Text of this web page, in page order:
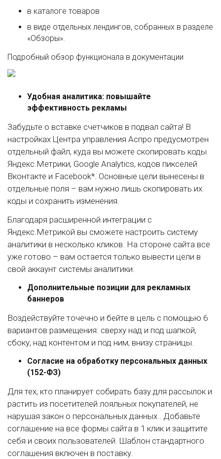
в каталоге товаров
в виде отдельных лендингов, собранных в разделе
«Обзоры».
Подробный обзор функционала в документации
Удобная аналитика: повышайте
эффективность рекламы
Забудьте о вставке счетчиков в подвал сайта! В
настройках Центра управления Аспро предусмотрен
отдельный файл, куда вы можете скопировать коды
Яндекс.Метрики, Google Analytics, кодов пикселей
Вконтакте и Facebook*. Основные цели вынесены в
отдельные поля – вам нужно лишь скопировать их
коды и сохранить изменения.
Благодаря расширенной интеграции с
Яндекс.Метрикой вы сможете настроить систему
аналитики в несколько кликов. На стороне сайта все
уже готово – вам остается только вывести цели в
свой аккаунт системы аналитики.
Дополнительные позиции для рекламных
баннеров
Воздействуйте точечно и бейте в цель с помощью 6
вариантов размещения: сверху над и под шапкой,
сбоку, над контентом и под ним, внизу страницы.
Согласие на обработку персональных данных
(152-ФЗ)
Для тех, кто планирует собирать базу для рассылок и
растить из посетителей лояльных покупателей, не
нарушая закон о персональных данных . Добавьте
соглашение на все формы сайта в 1 клик и защитите
себя и своих пользователей. Шаблон стандартного
соглашения включен в поставку.